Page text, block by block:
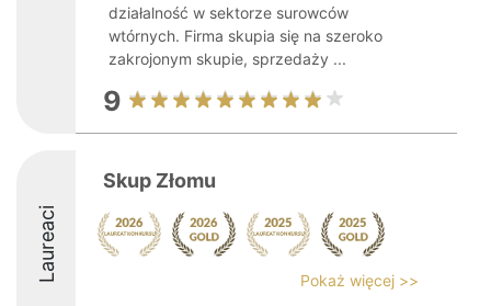
działalność w sektorze surowców
wtórnych. Firma skupia się na szeroko
zakrojonym skupie, sprzedaży ...
9
Laureaci
Skup Złomu
Pokaż więcej >>